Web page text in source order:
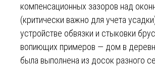
компенсационных зазоров над
(критически важно для учета
устройстве обвязки и стыковки
вопиющих примеров — дом в
была выполнена из досок разного